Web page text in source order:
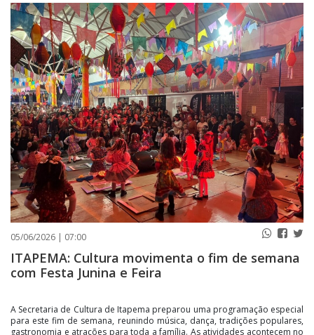
PUBLICAÇÕES LEGAIS
CONTATO
05/06/2026 | 07:00
ITAPEMA: Cultura movimenta o fim de semana
com Festa Junina e Feira
A Secretaria de Cultura de Itapema preparou uma programação especial
para este fim de semana, reunindo música, dança, tradições populares,
gastronomia e atrações para toda a família. As atividades acontecem no